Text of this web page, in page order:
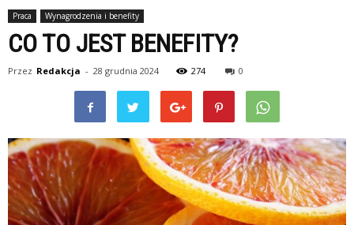
Praca Wynagrodzenia i benefity
CO TO JEST BENEFITY?
Przez Redakcja - 28 grudnia 2024 274 0